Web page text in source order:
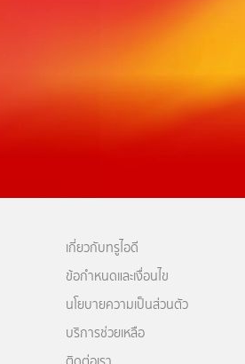
เกี่ยวกับทรูไอดี
ข้อกำหนดและเงื่อนไข
นโยบายความเป็นส่วนตัว
บริการช่วยเหลือ